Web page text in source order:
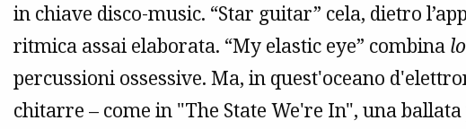
in chiave disco-music. “Star guitar” cela, dietro
ritmica assai elaborata. “My elastic eye” combina
percussioni ossessive. Ma, in quest'oceano
chitarre – come in "The State We're In", una